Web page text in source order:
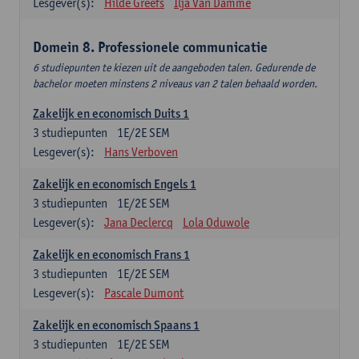
Domein 8. Professionele communicatie
6 studiepunten te kiezen uit de aangeboden talen. Gedurende de
bachelor moeten minstens 2 niveaus van 2 talen behaald worden.
Zakelijk en economisch Duits 1
1E/2E SEM
3 studiepunten
Lesgever(s):
Hans Verboven
Zakelijk en economisch Engels 1
1E/2E SEM
3 studiepunten
Lesgever(s):
Jana Declercq Lola Oduwole
Zakelijk en economisch Frans 1
1E/2E SEM
3 studiepunten
Lesgever(s):
Pascale Dumont
Zakelijk en economisch Spaans 1
1E/2E SEM
3 studiepunten